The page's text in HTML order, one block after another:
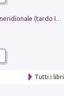
Tutti i libri